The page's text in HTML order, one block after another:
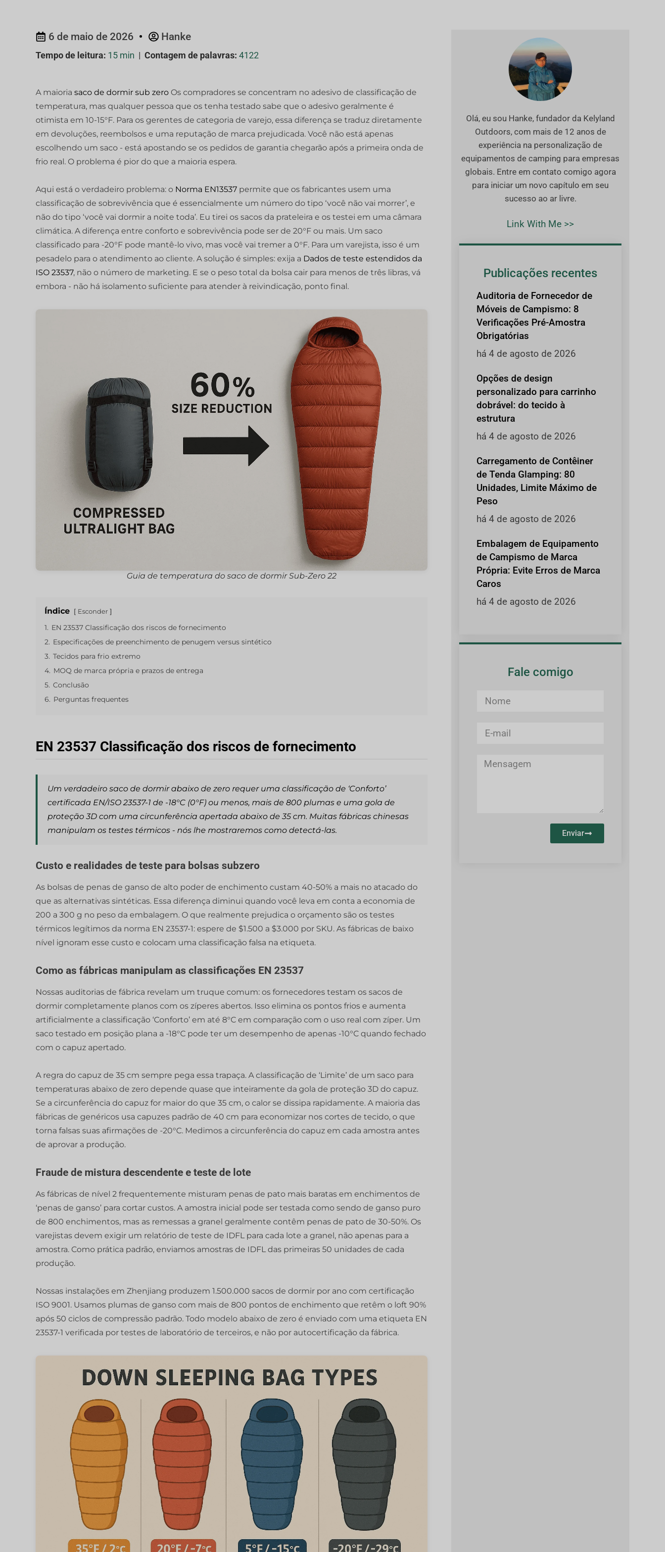
6 de maio de 2026 Hanke
Tempo de leitura: 15 min | Contagem de palavras: 4122
A maioria saco de dormir sub zero Os compradores se concentram no adesivo de classificação de
temperatura, mas qualquer pessoa que os tenha testado sabe que o adesivo geralmente é
otimista em 10-15°F. Para os gerentes de categoria de varejo, essa diferença se traduz diretamente
em devoluções, reembolsos e uma reputação de marca prejudicada. Você não está apenas
escolhendo um saco - está apostando se os pedidos de garantia chegarão após a primeira onda de
frio real. O problema é pior do que a maioria espera.
Aqui está o verdadeiro problema: o Norma EN13537 permite que os fabricantes usem uma
classificação de sobrevivência que é essencialmente um número do tipo ‘você não vai morrer’, e
não do tipo ‘você vai dormir a noite toda’. Eu tirei os sacos da prateleira e os testei em uma câmara
climática. A diferença entre conforto e sobrevivência pode ser de 20°F ou mais. Um saco
classificado para -20°F pode mantê-lo vivo, mas você vai tremer a 0°F. Para um varejista, isso é um
pesadelo para o atendimento ao cliente. A solução é simples: exija a Dados de teste estendidos da
ISO 23537, não o número de marketing. E se o peso total da bolsa cair para menos de três libras, vá
embora - não há isolamento suficiente para atender à reivindicação, ponto final.
Guia de temperatura do saco de dormir Sub-Zero 22
Índice Esconder
1. EN 23537 Classificação dos riscos de fornecimento
2. Especificações de preenchimento de penugem versus sintético
3. Tecidos para frio extremo
4. MOQ de marca própria e prazos de entrega
5. Conclusão
6. Perguntas frequentes
EN 23537 Classificação dos riscos de fornecimento
Um verdadeiro saco de dormir abaixo de zero requer uma classificação de ‘Conforto’
certificada EN/ISO 23537-1 de -18°C (0°F) ou menos, mais de 800 plumas e uma gola de
proteção 3D com uma circunferência apertada abaixo de 35 cm. Muitas fábricas chinesas
manipulam os testes térmicos - nós lhe mostraremos como detectá-las.
Custo e realidades de teste para bolsas subzero
As bolsas de penas de ganso de alto poder de enchimento custam 40-50% a mais no atacado do
que as alternativas sintéticas. Essa diferença diminui quando você leva em conta a economia de
200 a 300 g no peso da embalagem. O que realmente prejudica o orçamento são os testes
térmicos legítimos da norma EN 23537-1: espere de $1.500 a $3.000 por SKU. As fábricas de baixo
nível ignoram esse custo e colocam uma classificação falsa na etiqueta.
Como as fábricas manipulam as classificações EN 23537
Nossas auditorias de fábrica revelam um truque comum: os fornecedores testam os sacos de
dormir completamente planos com os zíperes abertos. Isso elimina os pontos frios e aumenta
artificialmente a classificação ‘Conforto’ em até 8°C em comparação com o uso real com zíper. Um
saco testado em posição plana a -18°C pode ter um desempenho de apenas -10°C quando fechado
com o capuz apertado.
A regra do capuz de 35 cm sempre pega essa trapaça. A classificação de ‘Limite’ de um saco para
temperaturas abaixo de zero depende quase que inteiramente da gola de proteção 3D do capuz.
Se a circunferência do capuz for maior do que 35 cm, o calor se dissipa rapidamente. A maioria das
fábricas de genéricos usa capuzes padrão de 40 cm para economizar nos cortes de tecido, o que
torna falsas suas afirmações de -20°C. Medimos a circunferência do capuz em cada amostra antes
de aprovar a produção.
Fraude de mistura descendente e teste de lote
As fábricas de nível 2 frequentemente misturam penas de pato mais baratas em enchimentos de
‘penas de ganso’ para cortar custos. A amostra inicial pode ser testada como sendo de ganso puro
de 800 enchimentos, mas as remessas a granel geralmente contêm penas de pato de 30-50%. Os
varejistas devem exigir um relatório de teste de IDFL para cada lote a granel, não apenas para a
amostra. Como prática padrão, enviamos amostras de IDFL das primeiras 50 unidades de cada
produção.
Nossas instalações em Zhenjiang produzem 1.500.000 sacos de dormir por ano com certificação
ISO 9001. Usamos plumas de ganso com mais de 800 pontos de enchimento que retêm o loft 90%
após 50 ciclos de compressão padrão. Todo modelo abaixo de zero é enviado com uma etiqueta EN
23537-1 verificada por testes de laboratório de terceiros, e não por autocertificação da fábrica.
Olá, eu sou Hanke, fundador da Kelyland
Outdoors, com mais de 12 anos de
experiência na personalização de
equipamentos de camping para empresas
globais. Entre em contato comigo agora
para iniciar um novo capítulo em seu
sucesso ao ar livre.
Link With Me >>
Publicações recentes
Auditoria de Fornecedor de
Móveis de Campismo: 8
Verificações Pré-Amostra
Obrigatórias
há 4 de agosto de 2026
Opções de design
personalizado para carrinho
dobrável: do tecido à
estrutura
há 4 de agosto de 2026
Carregamento de Contêiner
de Tenda Glamping: 80
Unidades, Limite Máximo de
Peso
há 4 de agosto de 2026
Embalagem de Equipamento
de Campismo de Marca
Própria: Evite Erros de Marca
Caros
há 4 de agosto de 2026
Fale comigo
Enviar